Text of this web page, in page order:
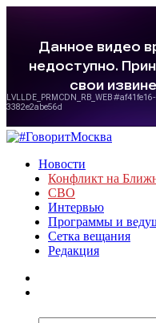
Новости
Конфликт на
СВО
Интервью
Программы и
Сетка вещания
Редакция